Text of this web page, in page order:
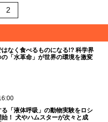
2
なく食べるものになる!? 科学界
「水革命」が世界の環境を激変
「液体呼吸」の動物実験をロシ
！ 犬やハムスターが次々と成